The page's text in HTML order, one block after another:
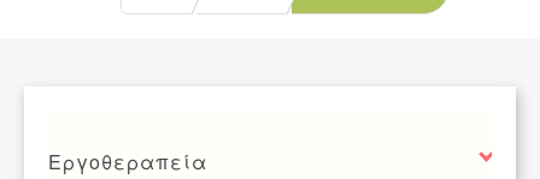
Εργοθεραπεία